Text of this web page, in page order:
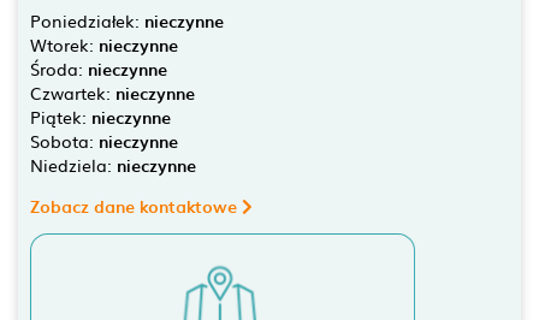
Poniedziałek: nieczynne
Wtorek: nieczynne
Środa: nieczynne
Czwartek: nieczynne
Piątek: nieczynne
Sobota: nieczynne
Niedziela: nieczynne
Zobacz dane kontaktowe